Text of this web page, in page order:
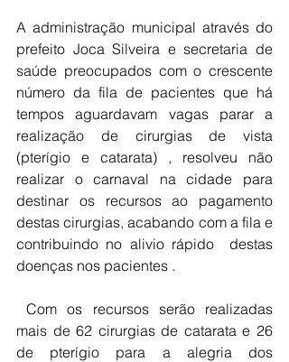
A administração municipal através do
prefeito Joca Silveira e secretaria de
saúde preocupados com o crescente
número da fila de pacientes que há
tempos aguardavam vagas parar a
realização de cirurgias de vista
(pterígio e catarata) , resolveu não
realizar o carnaval na cidade para
destinar os recursos ao pagamento
destas cirurgias, acabando com a fila e
contribuindo no alivio rápido  destas
doenças nos pacientes .
Com os recursos serão realizadas
mais de 62 cirurgias de catarata e 26
de pterígio para a alegria dos